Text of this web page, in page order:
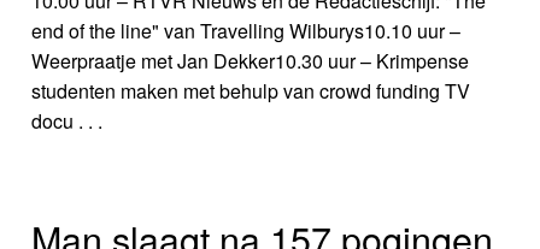
end of the line" van Travelling Wilburys10.10 uur –
Weerpraatje met Jan Dekker10.30 uur – Krimpense
studenten maken met behulp van crowd funding TV
docu . . .
Man slaagt na 157 pogingen